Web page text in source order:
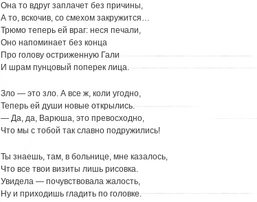
Она то вдруг заплачет без причины,
А то, вскочив, со смехом закружится…
Трюмо теперь ей враг: неся печали,
Оно напоминает без конца
Про голову остриженную Гали
И шрам пунцовый поперек лица.
Зло — это зло. А все ж, коли угодно,
Теперь ей души новые открылись.
— Да, да, Варюша, это превосходно,
Что мы с тобой так славно подружились!
Ты знаешь, там, в больнице, мне казалось,
Что все твои визиты лишь рисовка.
Увидела — почувствовала жалость,
Ну и приходишь гладить по головке.